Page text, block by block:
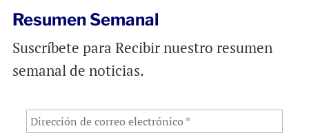
Resumen Semanal
Suscríbete para Recibir nuestro resumen
semanal de noticias.